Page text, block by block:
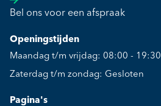
Bel ons voor een afspraak
Openingstijden
Maandag t/m vrijdag: 08:00 - 19:30
Zaterdag t/m zondag: Gesloten
Pagina's